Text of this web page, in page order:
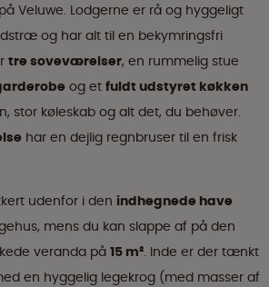
på Veluwe. Lodgerne er rå og hyggeligt
og har alt til en bekymringsfri
tre soveværelser, en rummelig stue
og et fuldt udstyret køkken
stor køleskab og alt det, du behøver.
har en dejlig regnbruser til en frisk
udenfor i den indhegnede have
mens du kan slappe af på den
veranda på 15 m². Inde er der tænkt
en hyggelig legekrog (med masser af